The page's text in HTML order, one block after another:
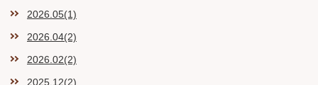
2026.05(1)
2026.04(2)
2026.02(2)
2025.12(2)